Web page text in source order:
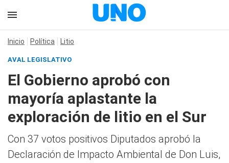
Inicio Política Litio
AVAL LEGISLATIVO
El Gobierno aprobó con
mayoría aplastante la
exploración de litio en el Sur
Con 37 votos positivos Diputados aprobó la
Declaración de Impacto Ambiental de Don Luis,